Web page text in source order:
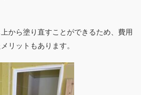
から塗り直すことができるため、費用
リットもあります。